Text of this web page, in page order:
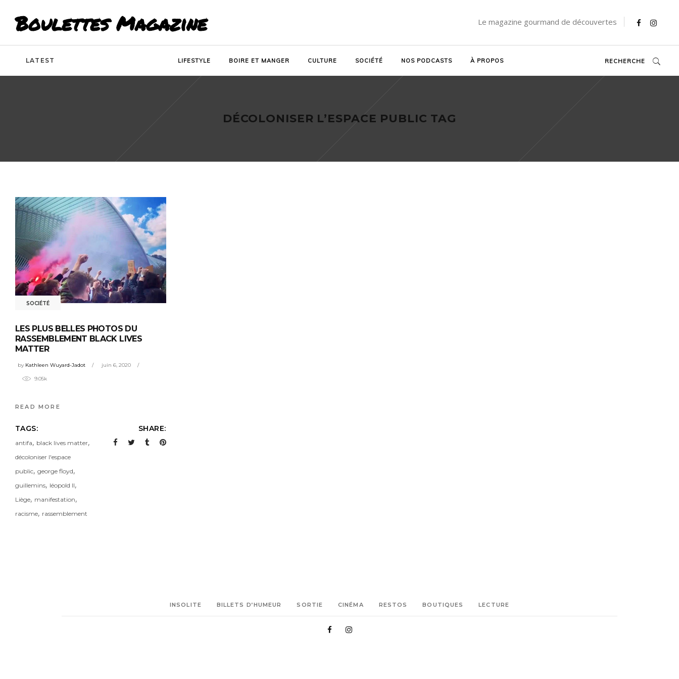
Boulettes Magazine Le magazine gourmand de découvertes
LATEST LIFESTYLE BOIRE ET MANGER CULTURE SOCIÉTÉ NOS PODCASTS À PROPOS RECHERCHE
DÉCOLONISER L’ESPACE PUBLIC TAG
SOCIÉTÉ
LES PLUS BELLES PHOTOS DU
RASSEMBLEMENT BLACK LIVES
MATTER
by Kathleen Wuyard-Jadot juin 6, 2020
9.05k
READ MORE
TAGS:
antifa, black lives matter,
décoloniser l'espace
public, george floyd,
guillemins, léopold II,
Liège, manifestation,
racisme, rassemblement
SHARE:
INSOLITE BILLETS D’HUMEUR SORTIE CINÉMA RESTOS BOUTIQUES LECTURE